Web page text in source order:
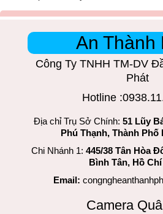
An Thành
Công Ty TNHH TM-DV
Phát
Hotline
Địa chỉ Trụ Sở Chính: 51 Lũy
Phú Thạnh, Thành Phố
Chi Nhánh 1: 445/38 Tân Hòa
Bình Tân, Hồ
Email:
Camera